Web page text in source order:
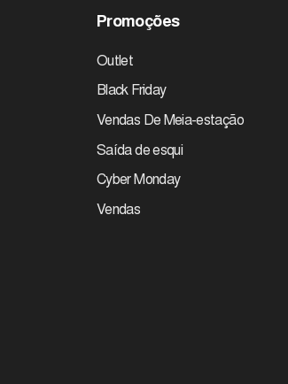
Promoções
Outlet
Black Friday
Vendas De Meia-estação
Saída de esqui
Cyber Monday
Vendas